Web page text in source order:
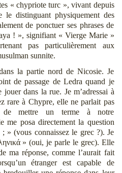
« chypriote turc », vivant depuis
distinguant physiquement des
de ponctuer ses phrases de
! », signifiant « Vierge Marie »
pas particulièrement aux
sunnite.
la partie nord de Nicosie. Je
de passage de Ledra quand je
dans la rue. Je m’adressai à
rare à Chypre, elle ne parlait pas
de mettre un terme à notre
me posa directement la question
» (vous connaissez le grec ?). Je
» (oui, je parle le grec). Elle
ma réponse, comme l’aurait fait
étranger est capable de